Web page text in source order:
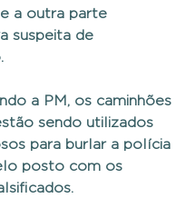
a outra parte
suspeita de
a PM, os caminhões
sendo utilizados
para burlar a polícia
posto com os